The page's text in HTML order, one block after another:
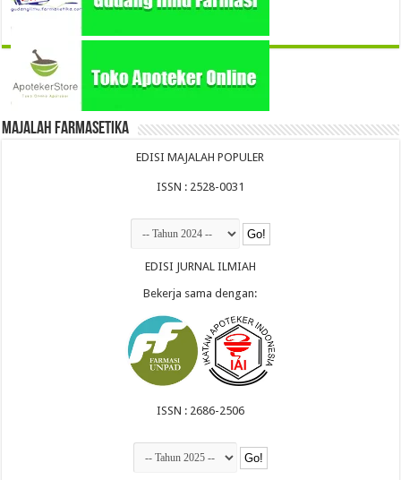
Majalah Farmasetika
EDISI MAJALAH POPULER
ISSN : 2528-0031
EDISI JURNAL ILMIAH
Bekerja sama dengan:
ISSN : 2686-2506